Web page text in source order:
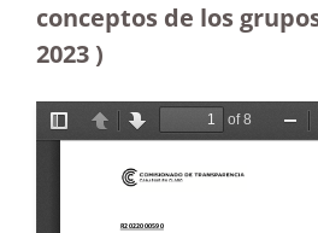
conceptos de los grupos
2023 )